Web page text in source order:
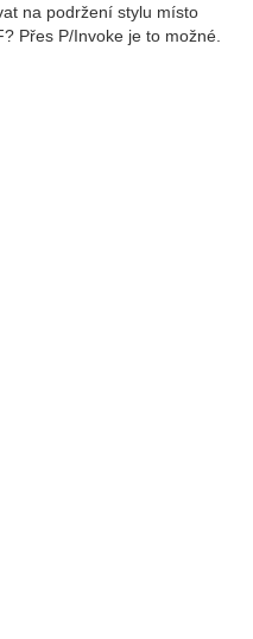
na podržení stylu místo
Přes P/Invoke je to možné.